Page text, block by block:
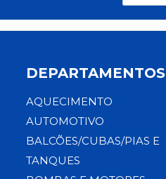
DEPARTAMENTOS
AQUECIMENTO
AUTOMOTIVO
BALCÕES/CUBAS/PIAS E
TANQUES